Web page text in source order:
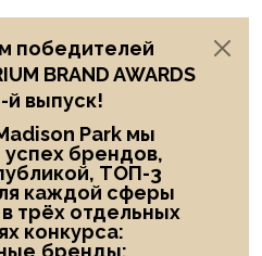
победителей
BRAND AWARDS
й выпуск!
Park мы
брендов,
ТОП-3
каждой сферы
трёх отдельных
конкурса:
бренды;